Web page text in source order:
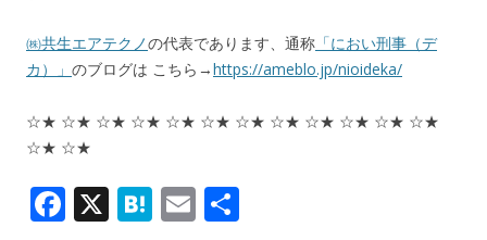
㈱共生エアテクノの代表であります、通称 「におい刑事（デ
カ）」 のブログは こちら→https://ameblo.jp/nioideka/
☆★ ☆★ ☆★ ☆★ ☆★ ☆★ ☆★ ☆★ ☆★ ☆★ ☆★ ☆★
☆★ ☆★
F X H E